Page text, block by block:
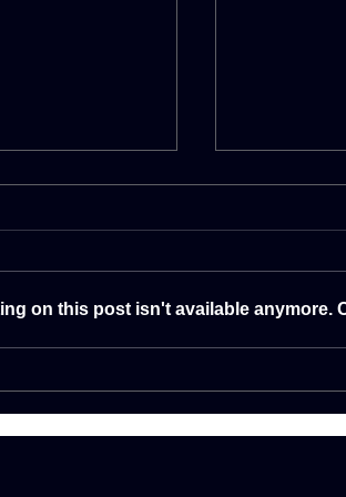
αξίας
Deejay
on this post isn't available anymore.